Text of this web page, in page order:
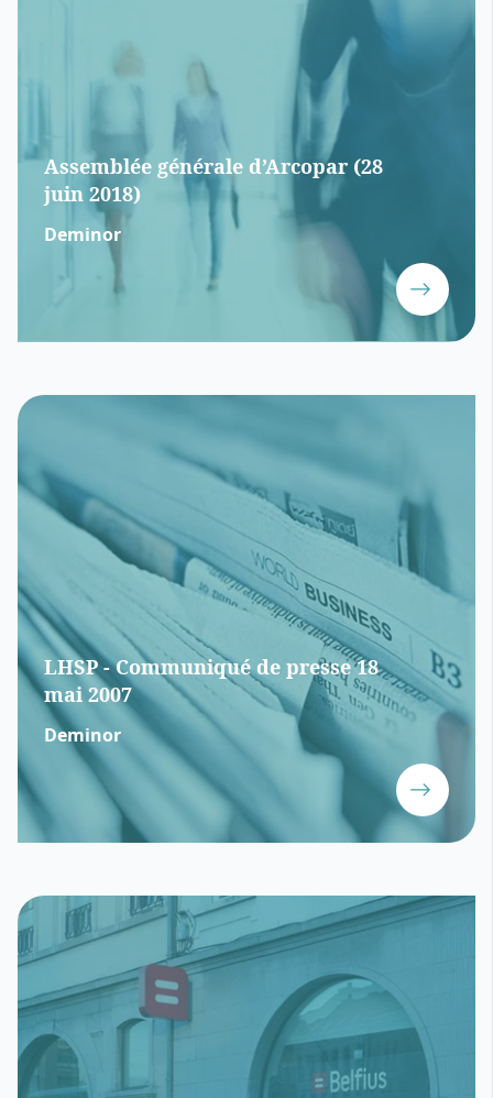
Assemblée générale d’Arcopar (28
juin 2018)
Deminor
LHSP - Communiqué de presse 18
mai 2007
Deminor